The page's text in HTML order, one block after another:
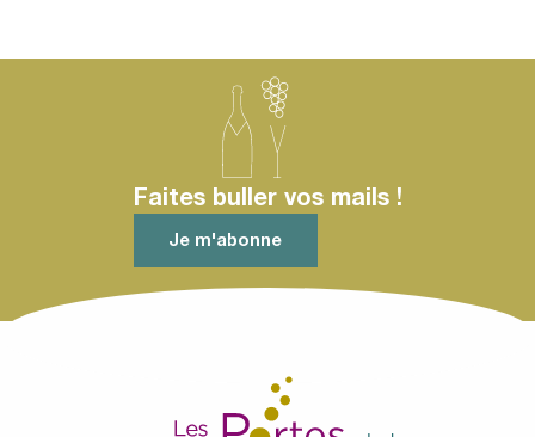
Faites buller vos mails !
Je m'abonne